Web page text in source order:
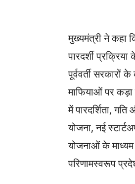
मुख्यमंत्री ने कहा
पारदर्शी
पूर्ववर्ती
माफियाओं पर
में पारदर्शिता,
योजना, नई
योजनाओं के
परिणामस्वरूप